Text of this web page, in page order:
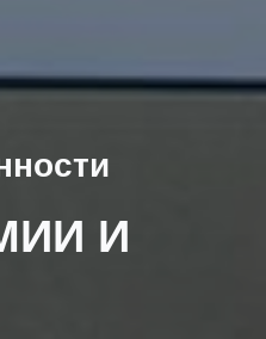
И